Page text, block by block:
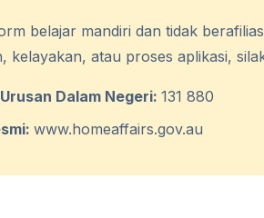
belajar mandiri dan tidak
kelayakan, atau proses aplikasi,
Dalam Negeri: 131 880
www.homeaffairs.gov.au